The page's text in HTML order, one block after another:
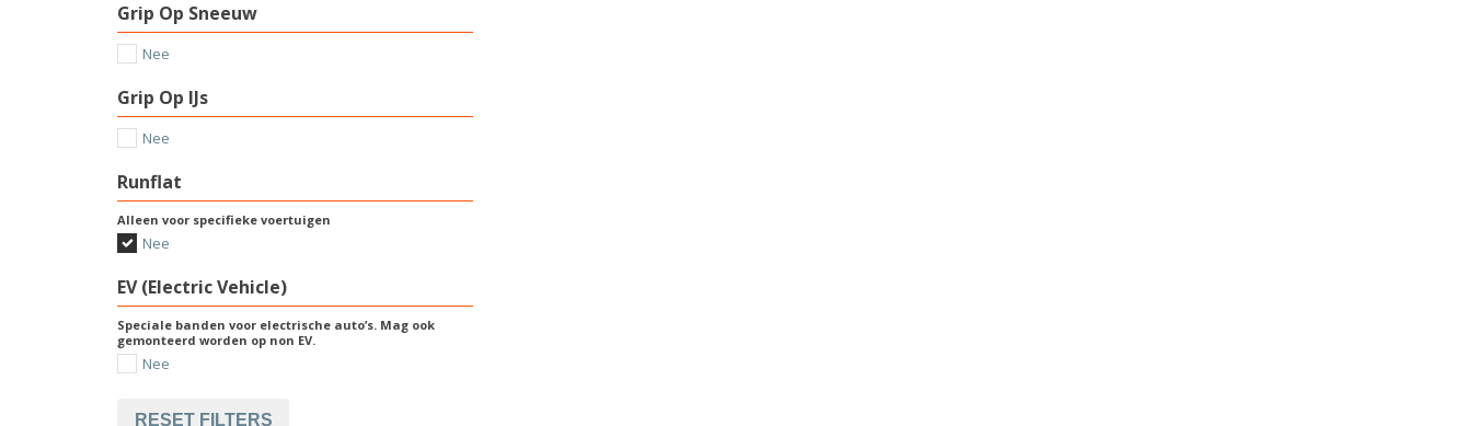
Grip Op Sneeuw
Nee
Grip Op IJs
Nee
Runflat
Alleen voor specifieke voertuigen
Nee
EV (Electric Vehicle)
Speciale banden voor electrische auto’s. Mag ook
gemonteerd worden op non EV.
Nee
RESET FILTERS